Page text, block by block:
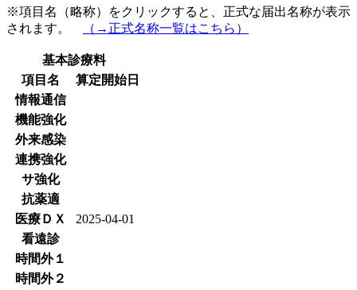
※項目名（略称）をクリックすると、正式な届出名称が表示
されます。
（→正式名称一覧はこちら）
基本診療料
項目名
算定開始日
情報通信
機能強化
外来感染
連携強化
サ強化
抗薬適
医療ＤＸ
2025-04-01
看遠診
時間外１
時間外２